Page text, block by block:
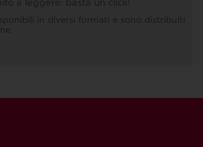
a leggere: basta un click!
in diversi formati e sono distribuiti